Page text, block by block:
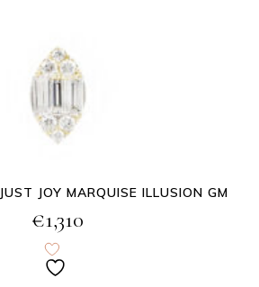
JOY MARQUISE ILLUSION GM
€1,310